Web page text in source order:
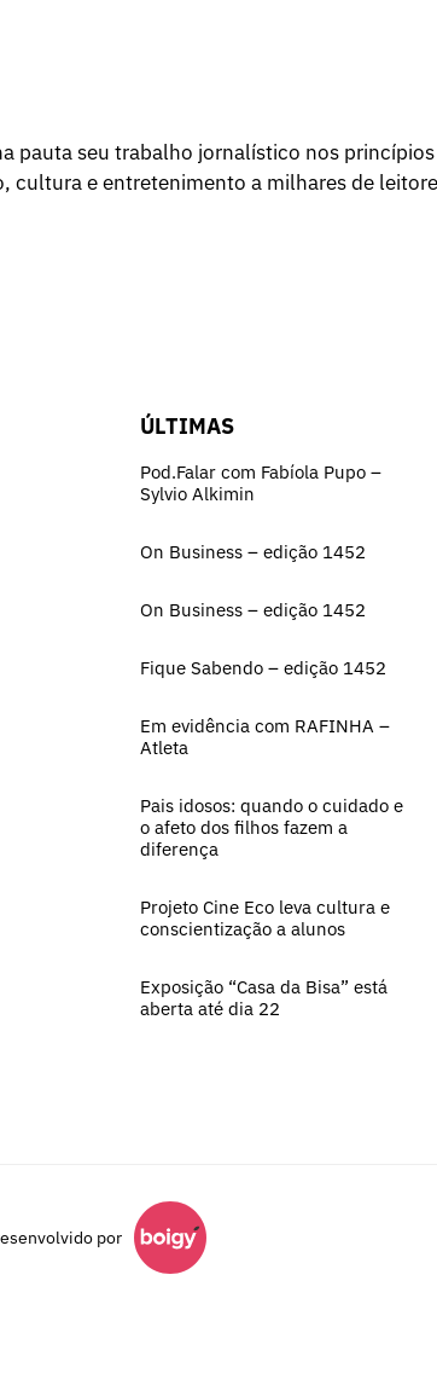
pauta seu trabalho jornalístico nos princípios
cultura e entretenimento a milhares de
ÚLTIMAS
Pod.Falar com Fabíola Pupo –
Sylvio Alkimin
On Business – edição 1452
On Business – edição 1452
Fique Sabendo – edição 1452
Em evidência com RAFINHA –
Atleta
Pais idosos: quando o cuidado e
o afeto dos filhos fazem a
diferença
Projeto Cine Eco leva cultura e
conscientização a alunos
Exposição “Casa da Bisa” está
aberta até dia 22
por